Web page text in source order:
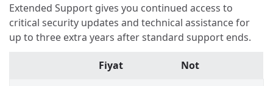
Extended Support gives you continued access to
critical security updates and technical assistance for
up to three extra years after standard support ends.
Fiyat Not